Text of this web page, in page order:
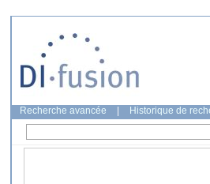
Recherche avancée Historique de